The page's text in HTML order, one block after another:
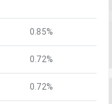
0.85%
0.72%
0.72%